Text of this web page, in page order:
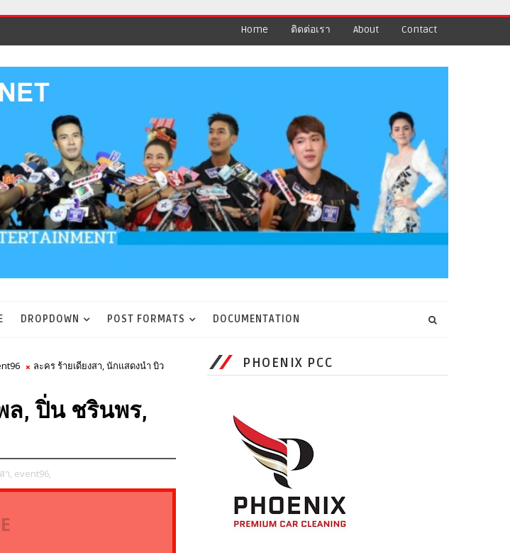
Home ติดต่อเรา About Contact
DROPDOWN POST FORMATS DOCUMENTATION
ละคร ร้ายเดียงสา, นักแสดงนำ บิว
ล, ปิ่น ชรินพร,
า, event96,
PHOENIX PCC